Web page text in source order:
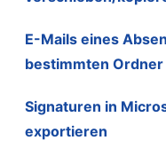
E-Mails eines
bestimmten
Signaturen in
exportieren